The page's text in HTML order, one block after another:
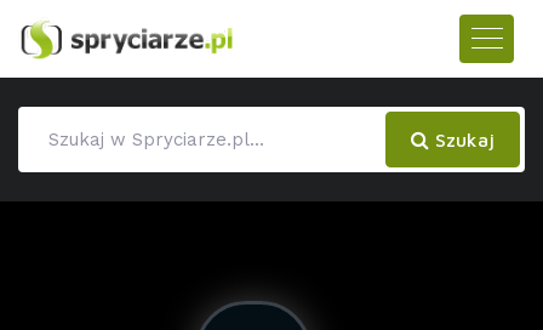
Szukaj